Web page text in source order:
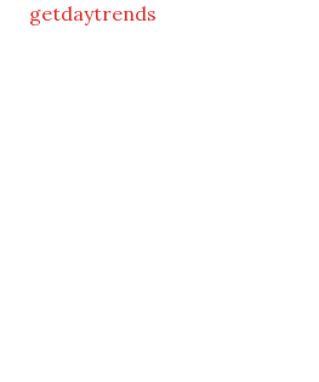
getdaytrends